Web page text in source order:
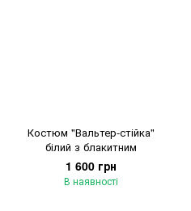
Костюм "Вальтер-стійка"
білий з блакитним
1 600 грн
В наявності